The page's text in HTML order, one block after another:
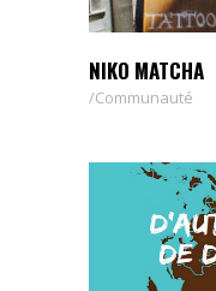
NIKO MATCHA
Communauté